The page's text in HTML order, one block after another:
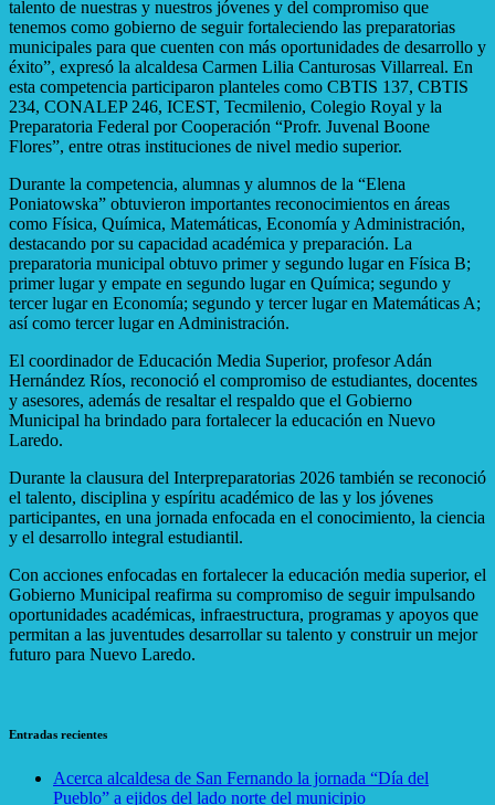
talento de nuestras y nuestros jóvenes y del compromiso que
tenemos como gobierno de seguir fortaleciendo las preparatorias
municipales para que cuenten con más oportunidades de desarrollo y
éxito”, expresó la alcaldesa Carmen Lilia Canturosas Villarreal. En
esta competencia participaron planteles como CBTIS 137, CBTIS
234, CONALEP 246, ICEST, Tecmilenio, Colegio Royal y la
Preparatoria Federal por Cooperación “Profr. Juvenal Boone
Flores”, entre otras instituciones de nivel medio superior.
Durante la competencia, alumnas y alumnos de la “Elena
Poniatowska” obtuvieron importantes reconocimientos en áreas
como Física, Química, Matemáticas, Economía y Administración,
destacando por su capacidad académica y preparación. La
preparatoria municipal obtuvo primer y segundo lugar en Física B;
primer lugar y empate en segundo lugar en Química; segundo y
tercer lugar en Economía; segundo y tercer lugar en Matemáticas A;
así como tercer lugar en Administración.
El coordinador de Educación Media Superior, profesor Adán
Hernández Ríos, reconoció el compromiso de estudiantes, docentes
y asesores, además de resaltar el respaldo que el Gobierno
Municipal ha brindado para fortalecer la educación en Nuevo
Laredo.
Durante la clausura del Interpreparatorias 2026 también se reconoció
el talento, disciplina y espíritu académico de las y los jóvenes
participantes, en una jornada enfocada en el conocimiento, la ciencia
y el desarrollo integral estudiantil.
Con acciones enfocadas en fortalecer la educación media superior, el
Gobierno Municipal reafirma su compromiso de seguir impulsando
oportunidades académicas, infraestructura, programas y apoyos que
permitan a las juventudes desarrollar su talento y construir un mejor
futuro para Nuevo Laredo.
Entradas recientes
Acerca alcaldesa de San Fernando la jornada “Día del
Pueblo” a ejidos del lado norte del municipio